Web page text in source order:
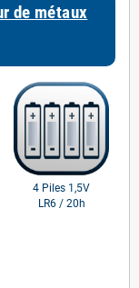
de métaux
4 Piles 1,5V
LR6 / 20h